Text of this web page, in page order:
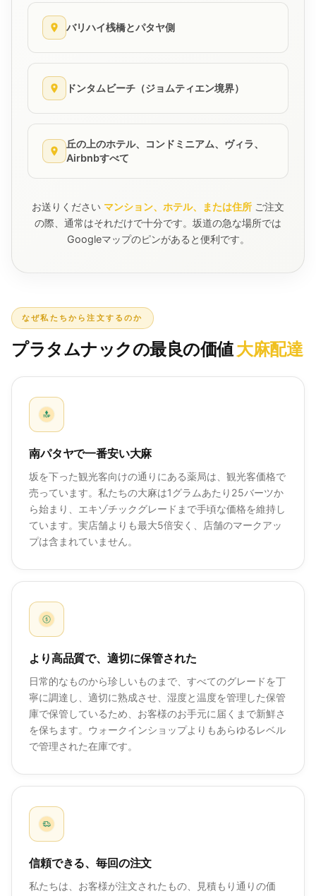
バリハイ桟橋とパタヤ側
ドンタムビーチ（ジョムティエン境界）
丘の上のホテル、コンドミニアム、ヴィラ、
Airbnbすべて
お送りください マンション、ホテル、または住所 ご注文
の際、通常はそれだけで十分です。坂道の急な場所では
Googleマップのピンがあると便利です。
なぜ私たちから注文するのか
プラタムナックの最良の価値大麻配達
南パタヤで一番安い大麻
坂を下った観光客向けの通りにある薬局は、観光客価格で
売っています。私たちの大麻は1グラムあたり25バーツか
ら始まり、エキゾチックグレードまで手頃な価格を維持し
ています。実店舗よりも最大5倍安く、店舗のマークアッ
プは含まれていません。
より高品質で、適切に保管された
日常的なものから珍しいものまで、すべてのグレードを丁
寧に調達し、適切に熟成させ、湿度と温度を管理した保管
庫で保管しているため、お客様のお手元に届くまで新鮮さ
を保ちます。ウォークインショップよりもあらゆるレベル
で管理された在庫です。
信頼できる、毎回の注文
私たちは、お客様が注文されたもの、見積もり通りの価